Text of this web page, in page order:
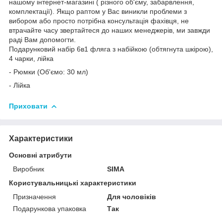
нашому інтернет-магазині ( різного об'єму, забарвлення,
комплектації). Якщо раптом у Вас виникли проблеми з
вибором або просто потрібна консультація фахівця, не
втрачайте часу звертайтеся до наших менеджерів, ми завжди
раді Вам допомогти.
Подарунковий набір 6в1 фляга з набійкою (обтягнута шкірою),
4 чарки, лійка
- Рюмки (Об'ємо: 30 мл)
- Лійка
Приховати
Характеристики
Основні атрибути
Виробник
SIMA
Користувальницькі характеристики
Призначення
Для чоловіків
Подарункова упаковка
Так